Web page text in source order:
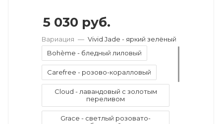
5 030 руб.
Вариация — Vivid Jade - яркий зелёный
Bohème - бледный лиловый
Carefree - розово-коралловый
Cloud - лавандовый с золотым
переливом
Grace - светлый розовато-